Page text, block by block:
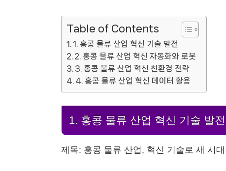
Table of Contents
1. 홍콩 물류 산업 혁신 기술 발전
2. 홍콩 물류 산업 혁신 자동화와 로봇
3. 홍콩 물류 산업 혁신 친환경 전략
4. 홍콩 물류 산업 혁신 데이터 활용
1. 홍콩 물류 산업 혁신 기술 발전
제목: 홍콩 물류 산업, 혁신 기술로 새 시